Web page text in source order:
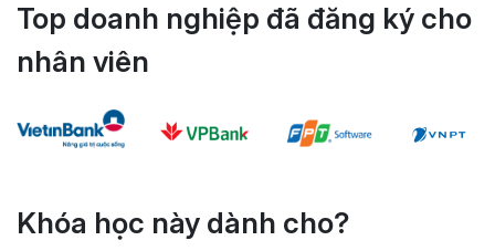
Top doanh nghiệp đã đăng ký cho
nhân viên
Khóa học này dành cho?